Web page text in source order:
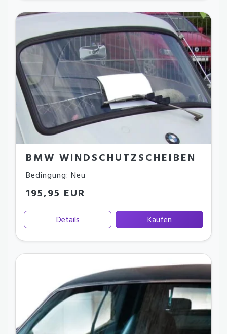
BMW WINDSCHUTZSCHEIBEN
Bedingung: Neu
195,95 EUR
Details Kaufen